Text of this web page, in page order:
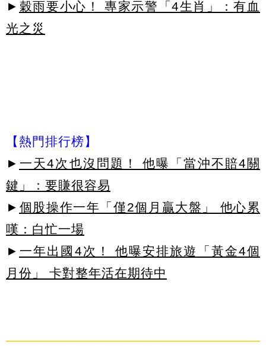
► 穀雨要小心！ 專家示警「4生肖」：有血
光之災
【熱門排行榜】
► 一天4次也沒問題！ 他曝「當沖不賠4關
鍵」：要賺很容易
► 個股操作一年「僅2個月贏大盤」 他心累
嘆：白忙一場
► 一年出國4次！ 他曝安排旅遊「黃金4個
月份」 卡對整年活在期待中